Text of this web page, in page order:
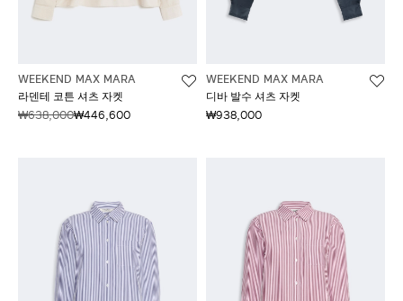
WEEKEND MAX MARA
라덴테 코튼 셔츠 자켓
₩638,000₩446,600
WEEKEND MAX MARA
디바 발수 셔츠 자켓
₩938,000